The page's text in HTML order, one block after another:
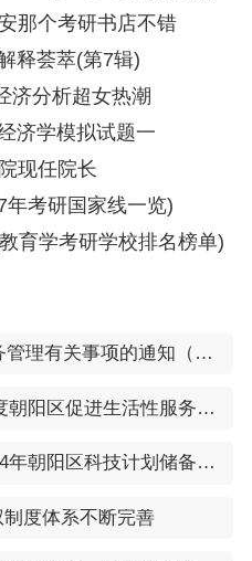
那个考研书店不错
释荟萃(第7辑)
济分析超女热潮
济学模拟试题一
现任院长
年考研国家线一览)
育学考研学校排名榜单)
关于跨境税费缴库退库业务管理有关事项的通知（银发〔2024〕4号）
【申报】关于申报2024年度朝阳区促进生活性服务业发展引导资金项目的通知
【申报】关于公开征集2024年朝阳区科技计划储备项目入库的通知
制度体系不断完善